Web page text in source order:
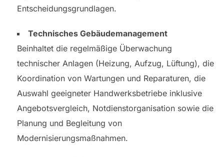
Entscheidungsgrundlagen.
Technisches Gebäudemanagement
Beinhaltet die regelmäßige Überwachung
technischer Anlagen (Heizung, Aufzug, Lüftung), die
Koordination von Wartungen und Reparaturen, die
Auswahl geeigneter Handwerksbetriebe inklusive
Angebotsvergleich, Notdienstorganisation sowie die
Planung und Begleitung von
Modernisierungsmaßnahmen.